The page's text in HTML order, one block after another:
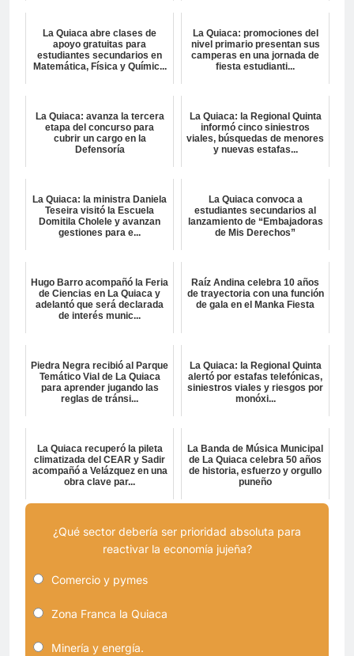
La Quiaca abre clases de
apoyo gratuitas para
estudiantes secundarios en
Matemática, Física y Químic...
La Quiaca: promociones del
nivel primario presentan sus
camperas en una jornada de
fiesta estudianti...
La Quiaca: avanza la tercera
etapa del concurso para
cubrir un cargo en la
Defensoría
La Quiaca: la Regional Quinta
informó cinco siniestros
viales, búsquedas de menores
y nuevas estafas...
La Quiaca: la ministra Daniela
Teseira visitó la Escuela
Domitila Cholele y avanzan
gestiones para e...
La Quiaca convoca a
estudiantes secundarios al
lanzamiento de “Embajadoras
de Mis Derechos”
Hugo Barro acompañó la Feria
de Ciencias en La Quiaca y
adelantó que será declarada
de interés munic...
Raíz Andina celebra 10 años
de trayectoria con una función
de gala en el Manka Fiesta
Piedra Negra recibió al Parque
Temático Vial de La Quiaca
para aprender jugando las
reglas de tránsi...
La Quiaca: la Regional Quinta
alertó por estafas telefónicas,
siniestros viales y riesgos por
monóxi...
La Quiaca recuperó la pileta
climatizada del CEAR y Sadir
acompañó a Velázquez en una
obra clave par...
La Banda de Música Municipal
de La Quiaca celebra 50 años
de historia, esfuerzo y orgullo
puneño
¿Qué sector debería ser prioridad absoluta para
reactivar la economía jujeña?
Comercio y pymes
Zona Franca la Quiaca
Minería y energía.